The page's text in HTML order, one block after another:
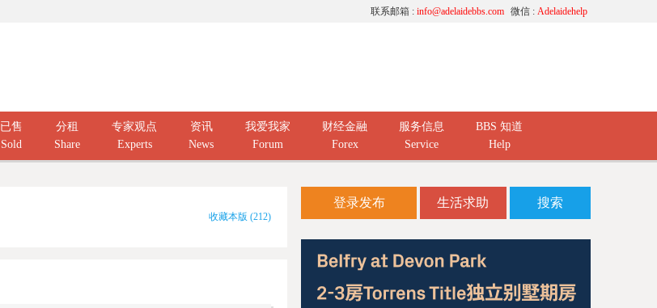
微信 : Adelaidehelp
联系邮箱 : info@adelaidebbs.com
已售
Sold
分租
Share
专家观点
Experts
资讯
News
我爱我家
Forum
财经金融
Forex
服务信息
Service
BBS 知道
Help
收藏本版 (212)
登录发布 生活求助 搜索